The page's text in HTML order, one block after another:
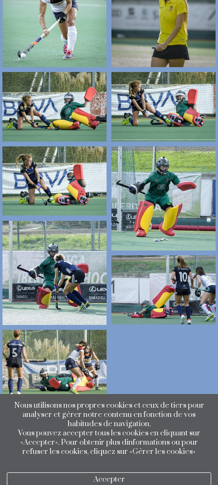
Nous utilisons nos propres cookies et ceux de tiers pour
analyser et gérer notre contenu en fonction de vos
habitudes de navigation.
Vous pouvez accepter tous les cookies en cliquant sur
«Accepter». Pour obtenir plus dinformations ou pour
refuser les cookies, cliquez sur «Gérer les cookies»
Accepter